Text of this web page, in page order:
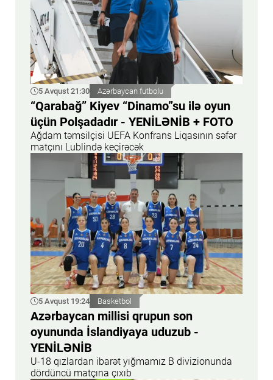
5 Avqust 21:30 Azərbaycan futbolu
“Qarabağ” Kiyev “Dinamo”su ilə oyun
üçün Polşadadır - YENİLƏNİB + FOTO
Ağdam təmsilçisi UEFA Konfrans Liqasının səfər
matçını Lublində keçirəcək
5 Avqust 19:24 Basketbol
Azərbaycan millisi qrupun son
oyununda İslandiyaya uduzub -
YENİLƏNİB
U-18 qızlardan ibarət yığmamız B divizionunda
dördüncü matçına çıxıb